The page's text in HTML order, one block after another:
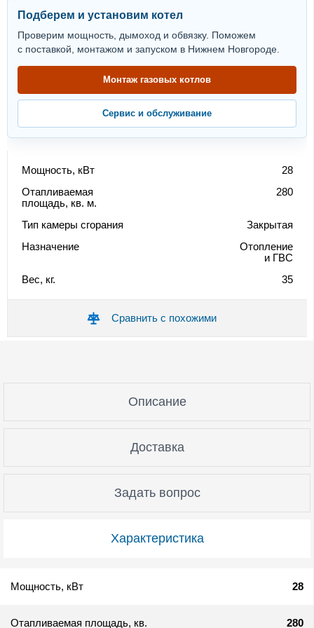
Подберем и установим котел
Проверим мощность, дымоход и обвязку. Поможем
с поставкой, монтажом и запуском в Нижнем Новгороде.
Монтаж газовых котлов
Сервис и обслуживание
Мощность, кВт
28
Отапливаемая
площадь, кв. м.
280
Тип камеры сгорания
Закрытая
Назначение
Отопление
и ГВС
Вес, кг.
35
Сравнить с похожими
Характеристика
Описание
Доставка
Задать вопрос
Мощность, кВт 28
Отапливаемая площадь, кв.
280